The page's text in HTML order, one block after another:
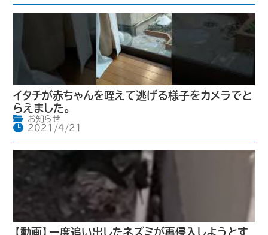
イタチが赤ちゃんを咥えて逃げる様子をカメラでと
らえました。
お知らせ
2021/4/21
【動画】一度追い出したネズミが再侵入しようとす